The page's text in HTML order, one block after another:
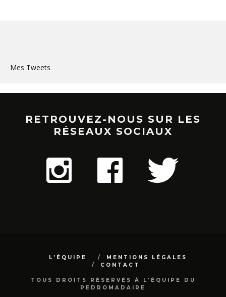
Mes Tweets
RETROUVEZ-NOUS SUR LES
RÉSEAUX SOCIAUX
L’ÉQUIPE
MENTIONS LÉGALES
CONTACT
TOUS DROITS RÉSERVÉS À L'ÉQUIPE DU
PEDROMADAIRE